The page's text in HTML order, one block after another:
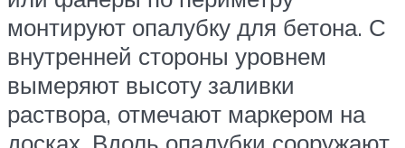
монтируют опалубку для бетона. С
внутренней стороны уровнем
вымеряют высоту заливки
раствора, отмечают маркером на